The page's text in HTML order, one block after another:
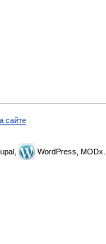
сайте
WordPress, MODx.